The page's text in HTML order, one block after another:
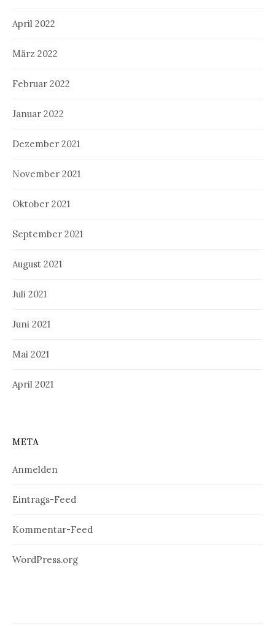
April 2022
März 2022
Februar 2022
Januar 2022
Dezember 2021
November 2021
Oktober 2021
September 2021
August 2021
Juli 2021
Juni 2021
Mai 2021
April 2021
META
Anmelden
Eintrags-Feed
Kommentar-Feed
WordPress.org